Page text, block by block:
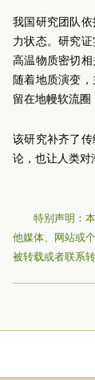
我国研究团队
力状态。研究
高温物质密切
随着地质演变
留在地幔软流圈
该研究补齐了
论，也让人类对
特别声明：
他媒体、网站或
被转载或者联系